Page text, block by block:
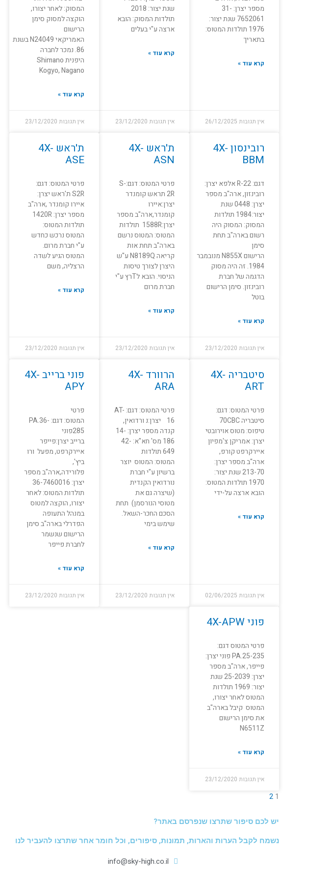
מספר יצרן: 31-
7652061 שנת יצור:
1976 תולדות המטוס:
בתאריך
קרא עוד »
אין תגובות 26/12/2025
שנת יצור: 2018
תולדות המסוק: הובא
ארצה ע"י בעלים
קרא עוד »
אין תגובות 23/12/2020
המסוק: לאחר יצורו,
הוקצה למסוק סימן
הרישום
האמריקאי N24049 בשנת
86. נמכר לחברה
היפנית Shimano
Kogyo, Nagano
קרא עוד »
אין תגובות 23/12/2020
רובינסון 4X-
BBM
דגם: R-22 אלפא יצרן:
רובינזון, ארה"ב מספר
יצרן: 0448 שנת
יצור:1984 תולדות
המסוק: המסוק היה
רשום בארה"ב תחת
סימן
הרישום N855X מנובמבר
1984. זה היה מסוק
הדגמה של חברת
רובינזון. סימן הרישום
בוטל
קרא עוד »
אין תגובות 23/12/2020
ת'ראש 4X-
ASN
פרטי המטוס: דגם:S-
2R תראש קומנדר
יצרן:איירו
קומנדר,ארה"ב מספר
יצרן:1588R תולדות
המטוס: המטוס נרשם
בארה"ב תחת אות
קריאה N8189Q ע"ש
היצרן לצורך טיסות
הניסוי. הובא לTרץ ע"י
חברת מרום
קרא עוד »
אין תגובות 23/12/2020
ת'ראש 4X-
ASE
פרטי המטוס: דגם:
S2R ת'ראש יצרן:
איירו קומנדר ,ארה"ב
מספר יצרן: 1420R
תולדות המטוס:
המטוס נרכש כחדש
ע"י חברת מרום.
המטוס הגיע לשדה
הרצליה, משם
קרא עוד »
אין תגובות 23/12/2020
סיטבריה 4X-
ART
פרטי המטוס: דגם:
סיטבריה 70CBC
טיפוס: מטוס אוירובטי
יצרן: אמריקן צ'מפיון
איירקרפט קורפ,
ארה"ב מספר יצרן:
213-70 שנת יצור:
1970 תולדות המטוס:
הובא ארצה על-ידי
קרא עוד »
אין תגובות 02/06/2025
הרוורד 4X-
ARA
פרטי המטוס: דגם: AT-
16 יצרן:נ ורדואין,
קנדה מספר יצרן: 14-
186 מס' חא"א: 42-
649 תולדות
המטוס: המטוס יוצר
ברשיון ע"י חברת
נורדואין הקנדית
(שיצרה גם את
מטוסי הנורסמן) תחת
הסכם החכר-השאל.
שימש בימי
קרא עוד »
אין תגובות 23/12/2020
פוני ברייב 4X-
APY
פרטי
המטוס: דגם: PA.36-
285פוני
ברייב יצרן:פייפר
איירקרפט, מפעל ורו
ביץ',
פלורידה,ארה"ב מספר
יצרן: 36-7460016
תולדות המטוס: לאחר
יצורו, הוקצה למטוס
במנהל התעופה
הפדרלי בארה"ב סימן
הרישום שנשמר
לחברת פייפר
קרא עוד »
אין תגובות 23/12/2020
פוני 4X-APW
פרטי המטוס דגם:
PA.25-235 פוני יצרן:
פייפר, ארה"ב מספר
יצרן: 25-2039 שנת
יצור: 1969 תולדות
המטוס לאחר יצורו,
המטוס קיבל בארה"ב
את סימן הרישום
N6511Z
קרא עוד »
אין תגובות 23/12/2020
1
2
יש לכם סיפור שתרצו שנפרסם באתר?
נשמח לקבל הערות והארות, תמונות, סיפורים, וכל חומר אחר שתרצו להעביר לנו
info@sky-high.co.il